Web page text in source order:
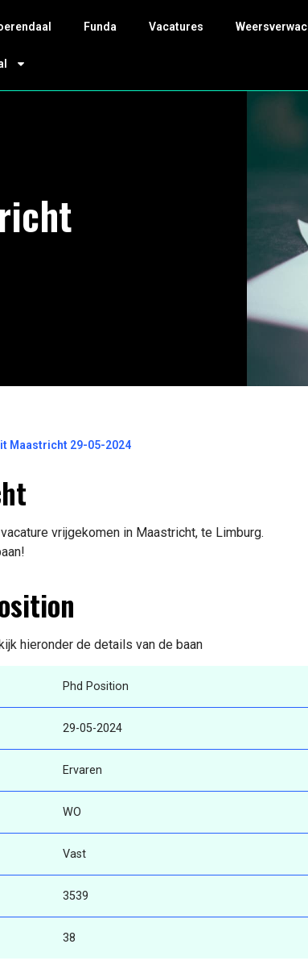
Funda Vacatures
Maastricht 29-05-2024
vrijgekomen in Maastricht, te Limburg.
hieronder de details van de baan
Phd Position
29-05-2024
Ervaren
WO
Vast
3539
38